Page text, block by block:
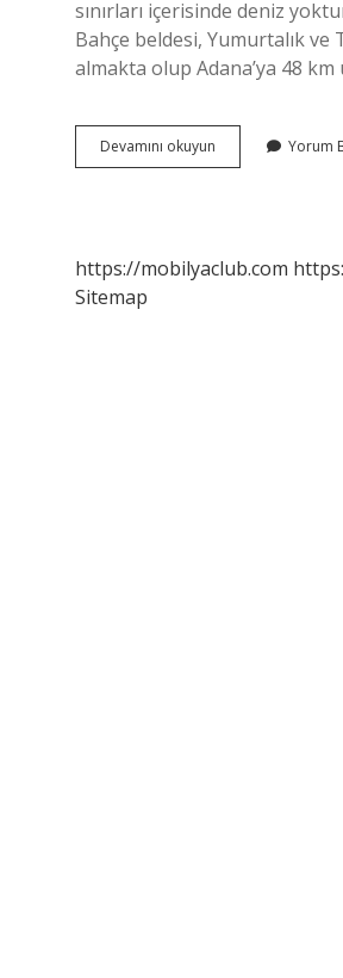
sınırları içerisinde deniz
Bahçe beldesi, Yumurtalık ve
almakta olup Adana’ya 48 km
Devamını okuyun Adanada
Deniz
Yorum
https://mobilyaclub.com
Sitemap